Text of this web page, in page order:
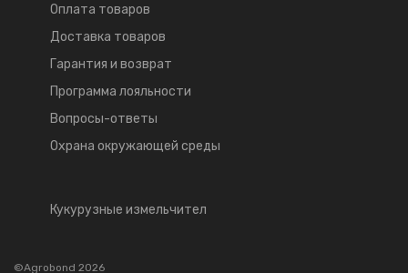
Оплата товаров
Доставка товаров
Гарантия и возврат
Программа лояльности
Вопросы-ответы
Охрана окружающей среды
Кукурузные измельчител
©Agrobond 2026